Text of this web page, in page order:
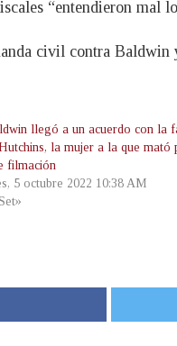
“entendieron mal
civil contra
llegó a un acuerdo con la
la mujer a la que mató
filmación
5 octubre 2022 10:38 AM